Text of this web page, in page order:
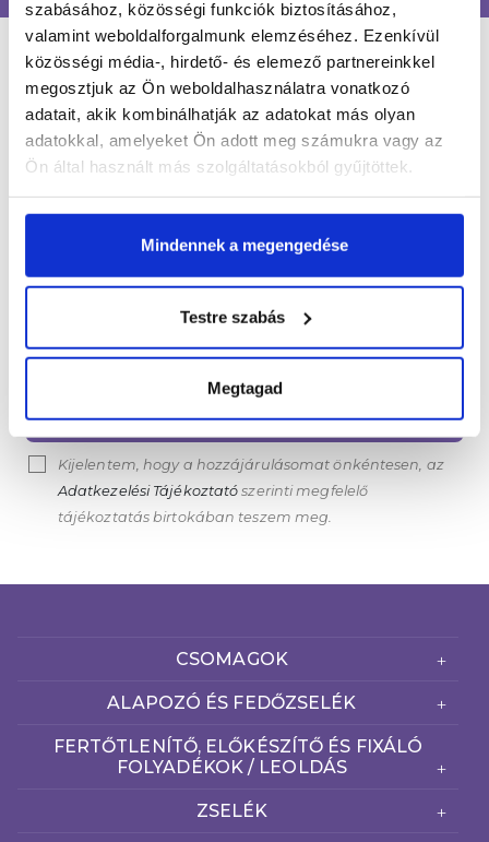
szabásához, közösségi funkciók biztosításához,
valamint weboldalforgalmunk elemzéséhez. Ezenkívül
közösségi média-, hirdető- és elemező partnereinkkel
megosztjuk az Ön weboldalhasználatra vonatkozó
adatait, akik kombinálhatják az adatokat más olyan
adatokkal, amelyeket Ön adott meg számukra vagy az
Ön által használt más szolgáltatásokból gyűjtöttek.
Mindennek a megengedése
Testre szabás
Megtagad
LÉGY NAPRAKÉSZ
Értesülj egy pillantás alatt a legújabb körmös
hírekről, kedvezményekről és újdonságokról!
FELIRATKOZOM
Kijelentem, hogy a hozzájárulásomat önkéntesen, az
Adatkezelési Tájékoztató szerinti megfelelő
tájékoztatás birtokában teszem meg.
CSOMAGOK
ALAPOZÓ ÉS FEDŐZSELÉK
FERTŐTLENÍTŐ, ELŐKÉSZÍTŐ ÉS FIXÁLÓ
FOLYADÉKOK / LEOLDÁS
ZSELÉK